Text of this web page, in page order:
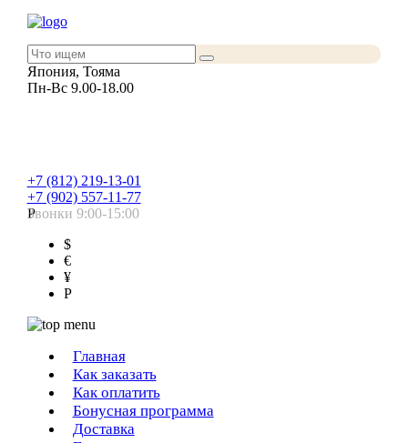
Япония, Тояма
Пн-Вс 9.00-18.00
+7 (812) 219-13-01
+7 (902) 557-11-77
Звонки 9:00-15:00
Р
$
€
¥
Р
Главная
Как заказать
Как оплатить
Бонусная программа
Доставка